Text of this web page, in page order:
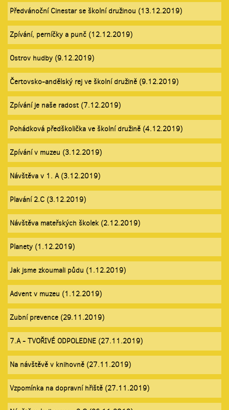
Předvánoční Cinestar se školní družinou (13.12.2019)
Zpívání, perníčky a punč (12.12.2019)
Ostrov hudby (9.12.2019)
Čertovsko-andělský rej ve školní družině (9.12.2019)
Zpívání je naše radost (7.12.2019)
Pohádková předškolička ve školní družině (4.12.2019)
Zpívání v muzeu (3.12.2019)
Návštěva v 1. A (3.12.2019)
Plavání 2.C (3.12.2019)
Návštěva mateřských školek (2.12.2019)
Planety (1.12.2019)
Jak jsme zkoumali půdu (1.12.2019)
Advent v muzeu (1.12.2019)
Zubní prevence (29.11.2019)
7.A - TVOŘIVÉ ODPOLEDNE (27.11.2019)
Na návštěvě v knihovně (27.11.2019)
Vzpomínka na dopravní hřiště (27.11.2019)